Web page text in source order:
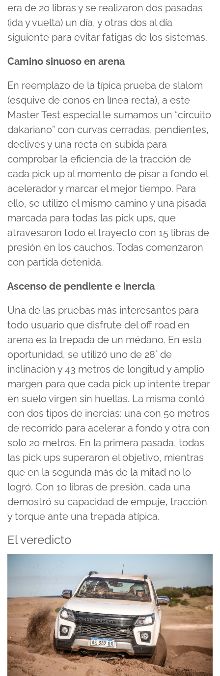
era de 20 libras y se realizaron dos pasadas
(ida y vuelta) un día, y otras dos al día
siguiente para evitar fatigas de los sistemas.
Camino sinuoso en arena
En reemplazo de la típica prueba de slalom
(esquive de conos en línea recta), a este
Master Test especial le sumamos un “circuito
dakariano” con curvas cerradas, pendientes,
declives y una recta en subida para
comprobar la eficiencia de la tracción de
cada pick up al momento de pisar a fondo el
acelerador y marcar el mejor tiempo. Para
ello, se utilizó el mismo camino y una pisada
marcada para todas las pick ups, que
atravesaron todo el trayecto con 15 libras de
presión en los cauchos. Todas comenzaron
con partida detenida.
Ascenso de pendiente e inercia
Una de las pruebas más interesantes para
todo usuario que disfrute del off road en
arena es la trepada de un médano. En esta
oportunidad, se utilizó uno de 28° de
inclinación y 43 metros de longitud y amplio
margen para que cada pick up intente trepar
en suelo virgen sin huellas. La misma contó
con dos tipos de inercias: una con 50 metros
de recorrido para acelerar a fondo y otra con
solo 20 metros. En la primera pasada, todas
las pick ups superaron el objetivo, mientras
que en la segunda más de la mitad no lo
logró. Con 10 libras de presión, cada una
demostró su capacidad de empuje, tracción
y torque ante una trepada atípica.
El veredicto